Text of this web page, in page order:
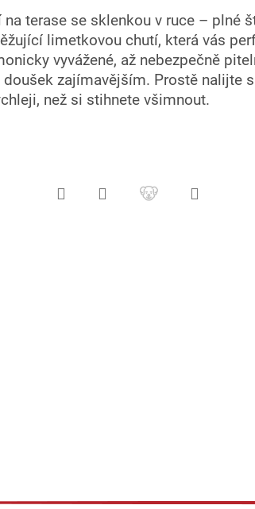
terase se sklenkou v ruce – plné
limetkovou chutí, která vás
vyvážené, až nebezpečně
zajímavějším. Prostě nalijte
než si stihnete všimnout.